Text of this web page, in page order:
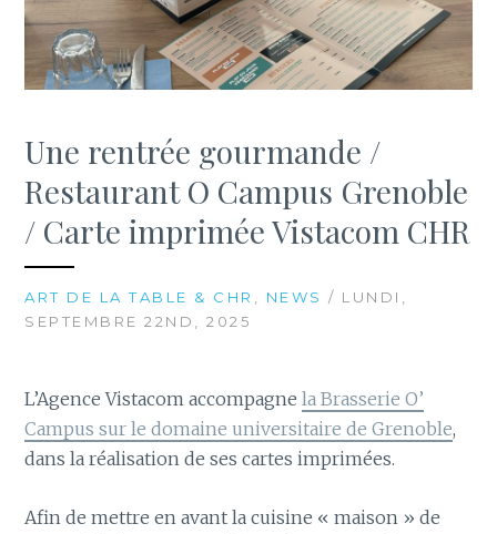
Une rentrée gourmande /
Restaurant O Campus Grenoble
/ Carte imprimée Vistacom CHR
ART DE LA TABLE & CHR NEWS / LUNDI,
SEPTEMBRE 22ND, 2025
L’Agence Vistacom accompagnela Brasserie O’
Campus sur le domaine universitaire de Grenoble,
dans la réalisation de ses cartes imprimées.
Afin de mettre en avant la cuisine « maison » de